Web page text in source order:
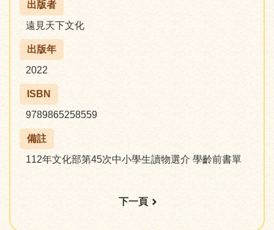
出版者
遠見天下文化
出版年
2022
ISBN
9789865258559
備註
112年文化部第45次中小學生讀物選介 學齡前書單
下一頁